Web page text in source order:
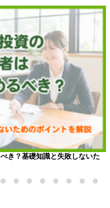
き？基礎知識と失敗しないた